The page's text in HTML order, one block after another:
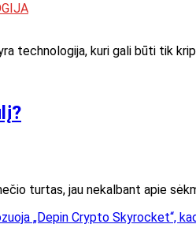
technologija, kuri gali būti tik
turtas, jau nekalbant apie